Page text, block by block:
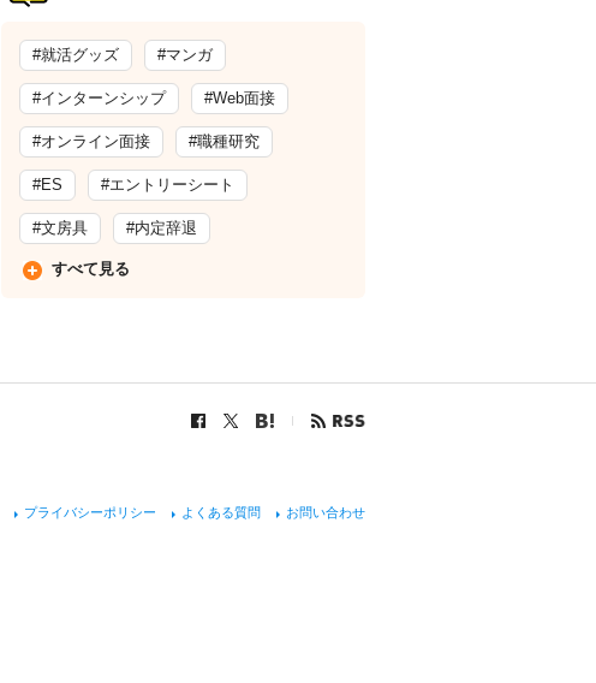
#就活グッズ #マンガ
#インターンシップ #Web面接
#オンライン面接 #職種研究
#ES #エントリーシート
#文房具 #内定辞退
すべて見る
プライバシーポリシー よくある質問 お問い合わせ